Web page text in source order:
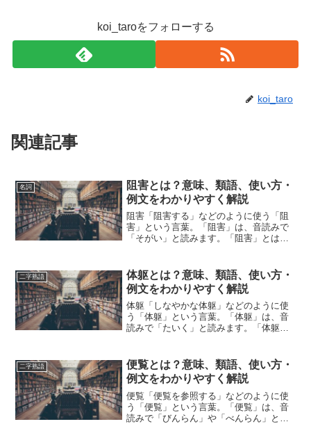
koi_taroをフォローする
koi_taro
関連記事
名詞
阻害とは？意味、類語、使い方・
例文をわかりやすく解説
阻害「阻害する」などのように使う「阻
害」という言葉。「阻害」は、音読みで
「そがい」と読みます。「阻害」とは、
について、小説などの用例を紹介しなが
ら、わかりやすく解説して...
二字熟語
体躯とは？意味、類語、使い方・
例文をわかりやすく解説
体躯「しなやかな体躯」などのように使
う「体躯」という言葉。「体躯」は、音
読みで「たいく」と読みます。「体躯」
方や類語について、小説などの用例を紹
介しながら、わかりやすく解...
二字熟語
便覧とは？意味、類語、使い方・
例文をわかりやすく解説
便覧「便覧を参照する」などのように使
う「便覧」という言葉。「便覧」は、音
読みで「びんらん」や「べんらん」と読